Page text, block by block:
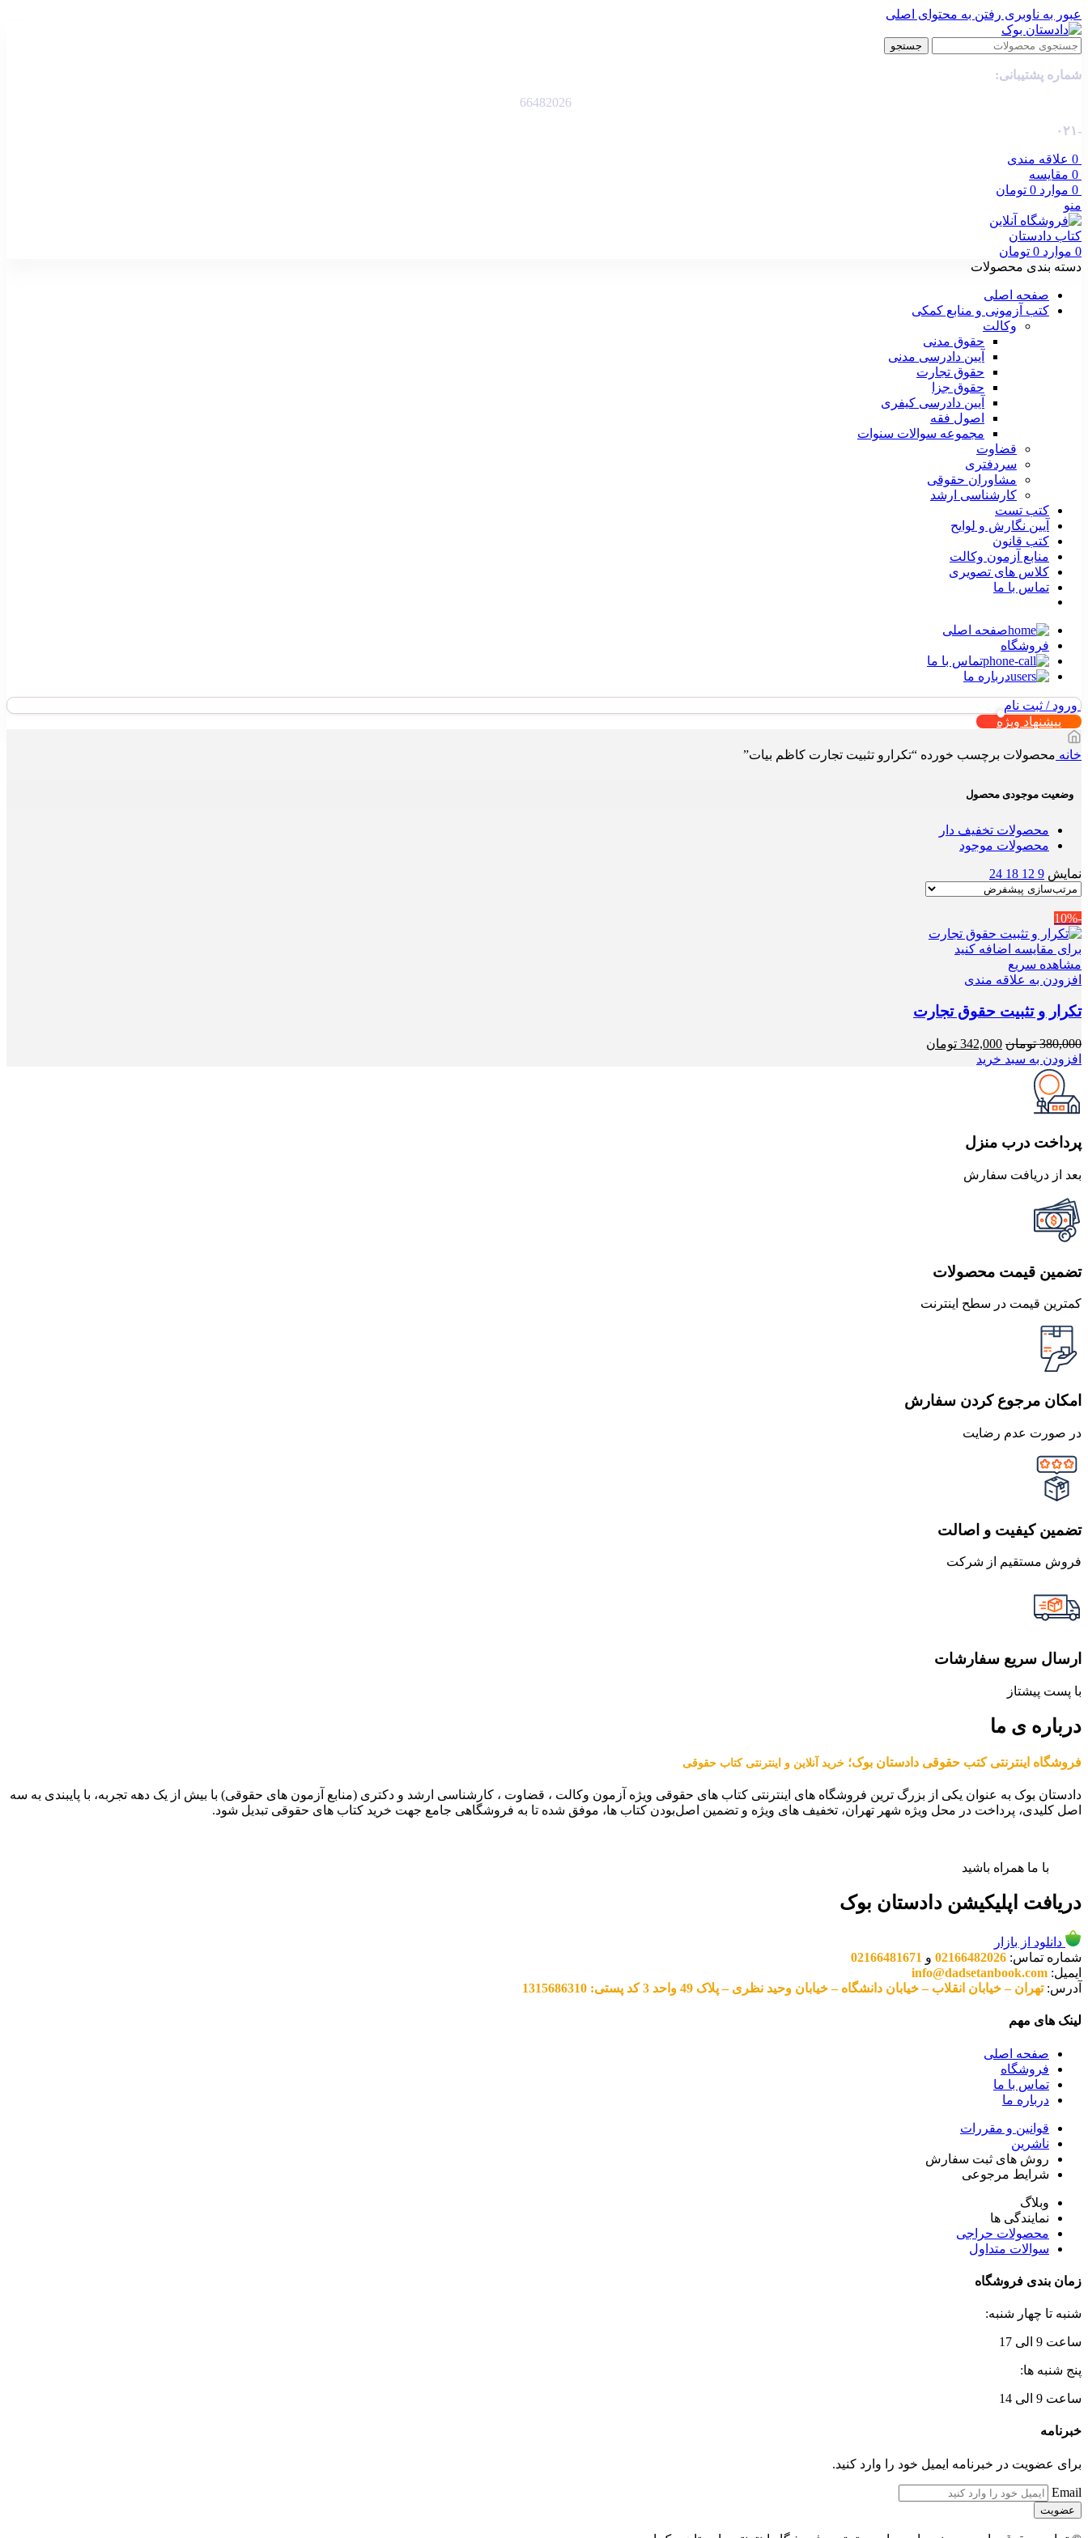
عبور به ناوبری رفتن به محتوای اصلی
جستجو
شماره پشتیبانی:
66482026
-۰۲۱
0 علاقه مندی
0 مقایسه
0 موارد 0 تومان
منو
0 موارد 0 تومان
دسته بندی محصولات
صفحه اصلی
کتب آزمونی و منابع کمکی
وکالت
حقوق مدنی
آیین دادرسی مدنی
حقوق تجارت
حقوق جزا
آیین دادرسی کیفری
اصول فقه
مجموعه سوالات سنوات
قضاوت
سردفتری
مشاوران حقوقی
کارشناسی ارشد
کتب تست
آیین نگارش و لوایح
کتب قانون
منابع آزمون وکالت
کلاس های تصویری
تماس با ما
صفحه اصلی
فروشگاه
تماس با ما
درباره ما
ورود / ثبت نام
پیشنهاد ویژه
خانه محصولات برچسب خورده “تکرارو تثبیت تجارت کاظم بیات”
وضعیت موجودی محصول
محصولات تخفیف دار
محصولات موجود
نمایش 9
12
18
24
-10%
برای مقایسه اضافه کنید
مشاهده سریع
افزودن به علاقه مندی
تکرار و تثبیت حقوق تجارت
380,000 تومان قیمت
اصلی
342,000 تومان
افزودن به سبد خرید
پرداخت درب منزل
بعد از دریافت سفارش
تضمین قیمت محصولات
کمترین قیمت در سطح اینترنت
امکان مرجوع کردن سفارش
در صورت عدم رضایت
تضمین کیفیت و اصالت
فروش مستقیم از شرکت
ارسال سریع سفارشات
با پست پیشتاز
درباره ی ما
فروشگاه اینترنتی کتب حقوقی دادستان بوک؛ خرید آنلاین و اینترنتی کتاب حقوقی
دادستان بوک به عنوان یکی از بزرگ ترین فروشگاه های اینترنتی کتاب های حقوقی ویژه آزمون وکالت ، قضاوت ، کارشناسی ارشد و دکتری (منابع آزمون های حقوقی) با بیش از یک دهه تجربه، با پایبندی به سه
اصل کلیدی، پرداخت در محل ویژه شهر تهران، تخفیف های ویژه و تضمین اصل‌بودن کتاب ها، موفق شده تا به فروشگاهی جامع جهت خرید کتاب های حقوقی تبدیل شود.
با ما همراه باشید
دریافت اپلیکیشن دادستان بوک
دانلود از بازار
شماره تماس: 02166482026 و 02166481671
ایمیل: info@dadsetanbook.com
آدرس:تهران – خیابان انقلاب – خیابان دانشگاه – خیابان وحید نظری – پلاک 49 واحد 3 کد پستی: 1315686310
لینک های مهم
صفحه اصلی
فروشگاه
تماس با ما
درباره ما
قوانین و مقررات
ناشرین
روش های ثبت سفارش
شرایط مرجوعی
وبلاگ
نمایندگی ها
محصولات حراجی
سوالات متداول
زمان بندی فروشگاه
شنبه تا چهار شنبه:
ساعت 9 الی 17
پنج شنبه ها:
ساعت 9 الی 14
خبرنامه
برای عضویت در خبرنامه ایمیل خود را وارد کنید.
Email